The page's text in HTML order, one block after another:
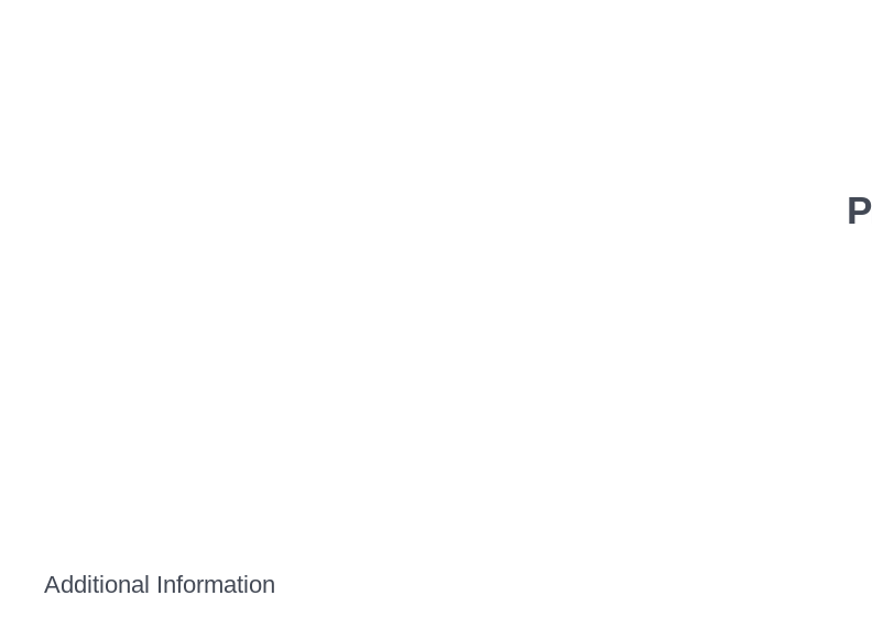
Additional Information